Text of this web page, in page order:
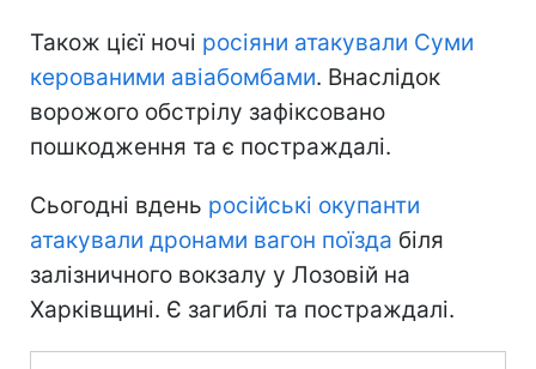
Також цієї ночі росіяни атакували Суми
керованими авіабомбами. Внаслідок
ворожого обстрілу зафіксовано
пошкодження та є постраждалі.
Сьогодні вдень російські окупанти
атакували дронами вагон поїзда біля
залізничного вокзалу у Лозовій на
Харківщині. Є загиблі та постраждалі.